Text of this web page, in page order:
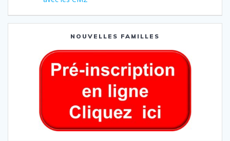
NOUVELLES FAMILLES